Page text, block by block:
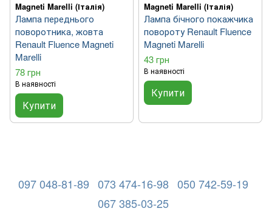
Magneti Marelli (Італія)
Лампа переднього
поворотника, жовта
Renault Fluence Magneti
Marelli
78 грн
В наявності
Купити
Magneti Marelli (Італія)
Лампа бічного покажчика
повороту Renault Fluence
Magneti Marelli
43 грн
В наявності
Купити
097 048-81-89 073 474-16-98 050 742-59-19
067 385-03-25